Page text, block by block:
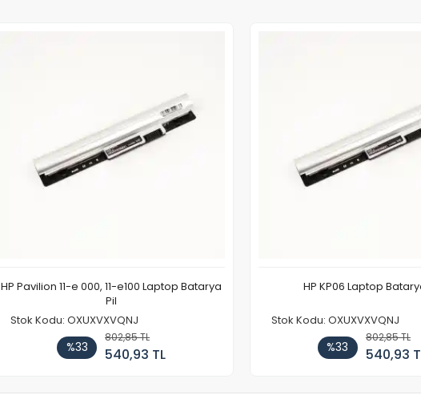
HP Pavilion 11-e 000, 11-e100 Laptop Batarya
Pil
Stok Kodu: OXUXVXVQNJ
%33
802,85 TL
540,93 TL
HP KP06 Laptop
Stok Kodu: OXUXVXVQNJ
%33
802,85 TL
540,93